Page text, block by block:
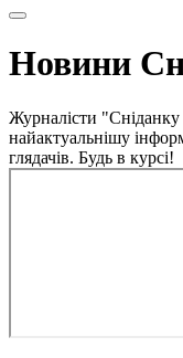
Новини
Журналісти
найактуальнішу
глядачів. Будь в курсі!